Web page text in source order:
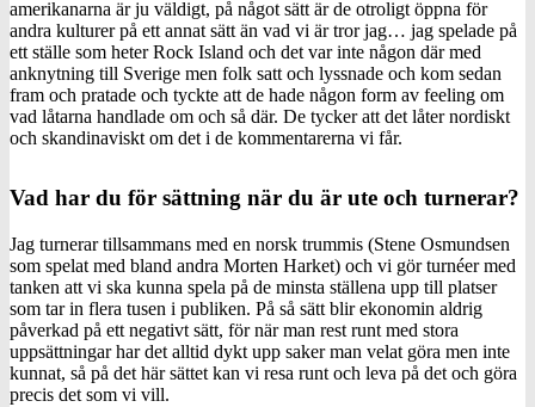
amerikanarna är ju väldigt, på något sätt är de otroligt öppna för
andra kulturer på ett annat sätt än vad vi är tror jag… jag spelade på
ett ställe som heter Rock Island och det var inte någon där med
anknytning till Sverige men folk satt och lyssnade och kom sedan
fram och pratade och tyckte att de hade någon form av feeling om
vad låtarna handlade om och så där. De tycker att det låter nordiskt
och skandinaviskt om det i de kommentarerna vi får.
Vad har du för sättning när du är ute och turnerar?
Jag turnerar tillsammans med en norsk trummis (Stene Osmundsen
som spelat med bland andra Morten Harket) och vi gör turnéer med
tanken att vi ska kunna spela på de minsta ställena upp till platser
som tar in flera tusen i publiken. På så sätt blir ekonomin aldrig
påverkad på ett negativt sätt, för när man rest runt med stora
uppsättningar har det alltid dykt upp saker man velat göra men inte
kunnat, så på det här sättet kan vi resa runt och leva på det och göra
precis det som vi vill.